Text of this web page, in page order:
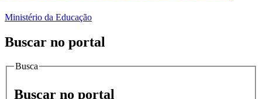
Ministério da Educação
Buscar no portal
Busca
Buscar no portal